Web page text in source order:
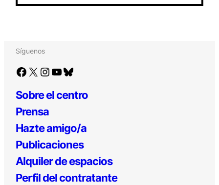
Síguenos
Facebook X Instagram YouTube Bluesky
Sobre el centro
Prensa
Hazte amigo/a
Publicaciones
Alquiler de espacios
Perfil del contratante